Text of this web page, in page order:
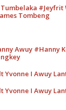
Tombeng
Awuy #Hanny
Yvonne I Awuy
Yvonne I Awuy